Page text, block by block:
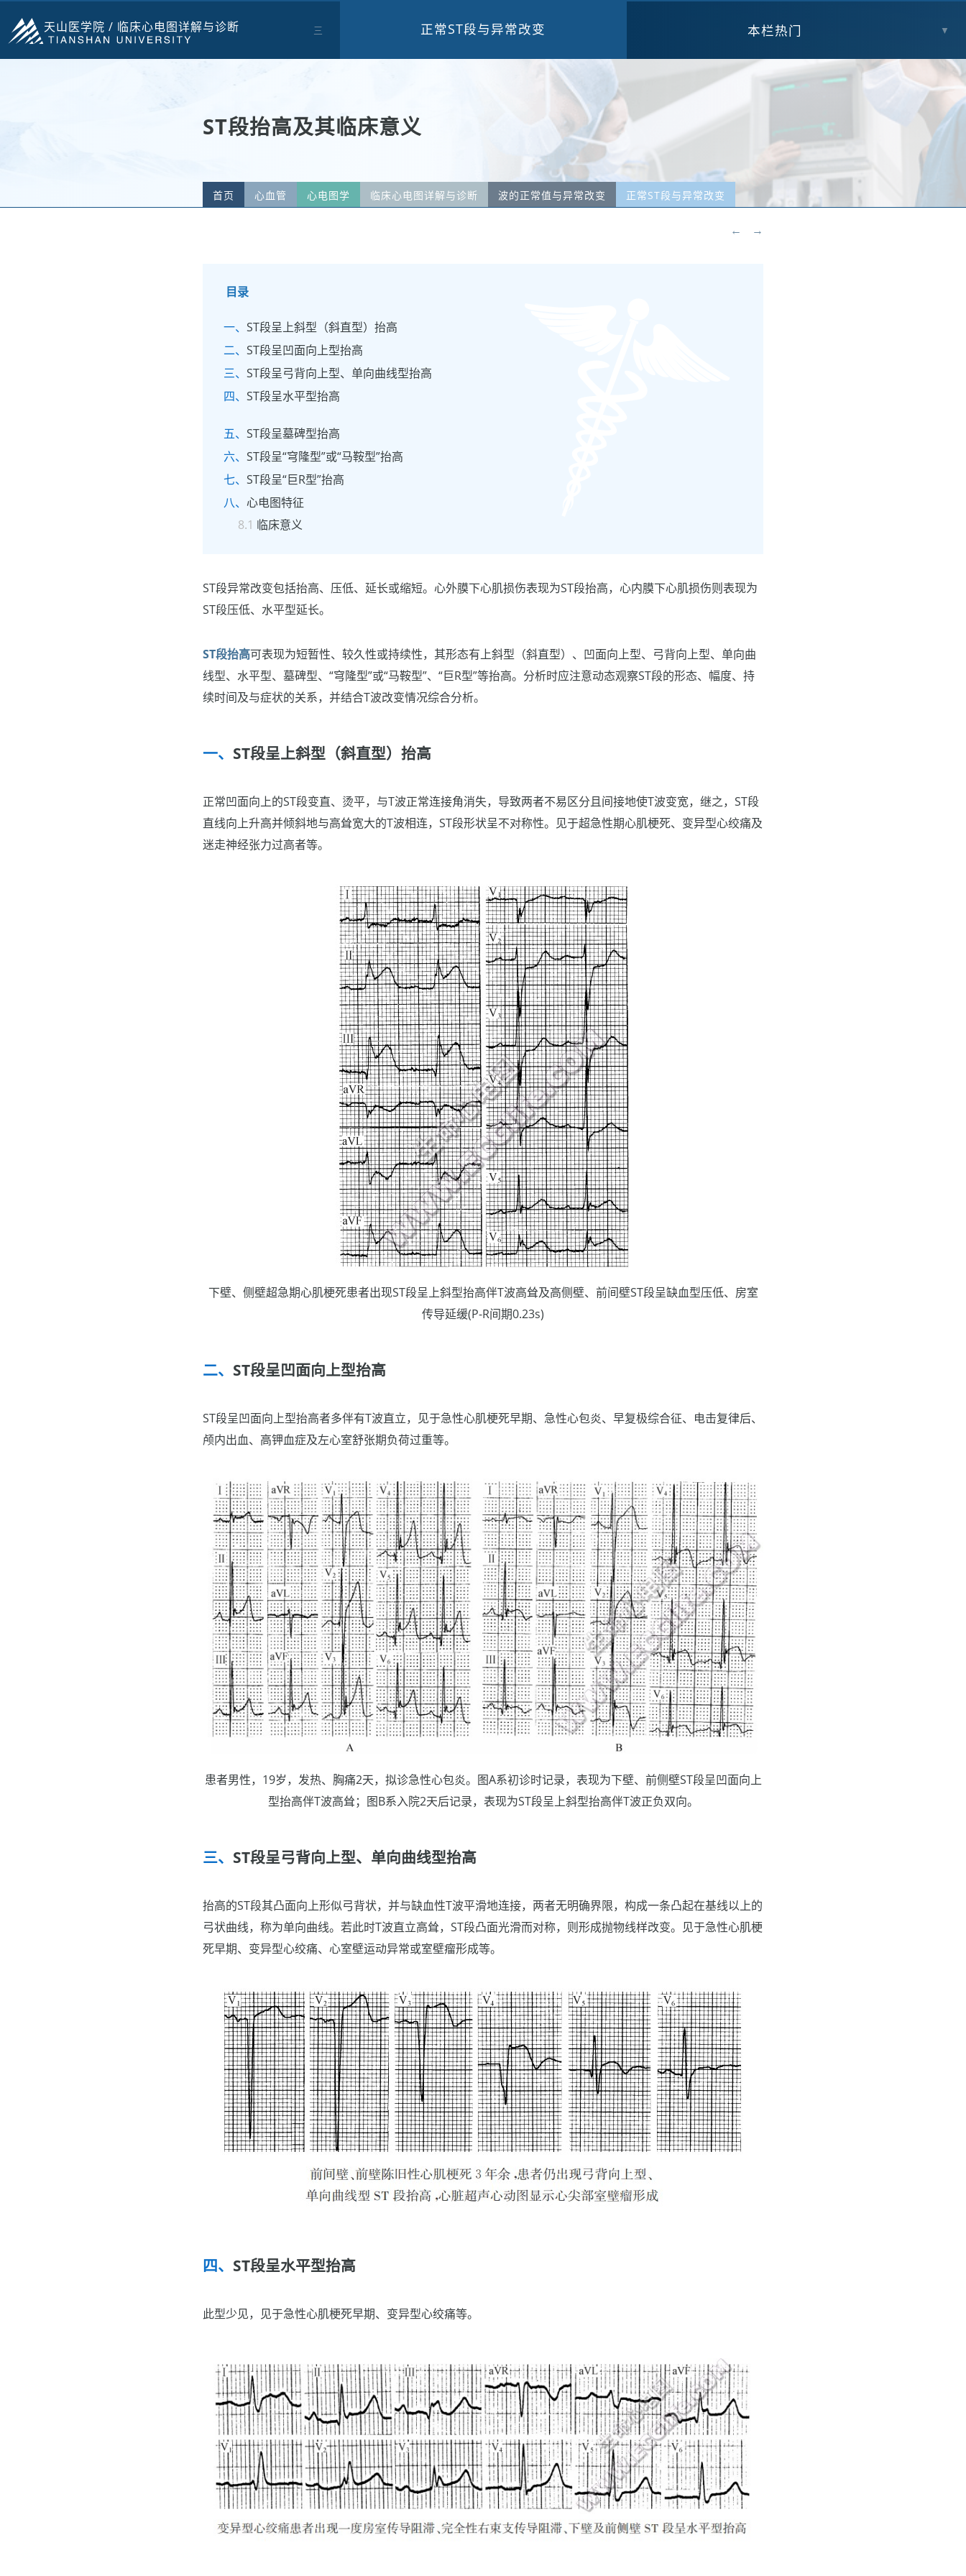
天山医学院 / 临床心电图详解与诊断 三 正常ST段与异常改变 本栏热门 ▼
ST段抬高及其临床意义
首页 心血管 心电图学 临床心电图详解与诊断 波的正常值与异常改变 正常ST段与异常改变
← →
目录
ST段呈上斜型（斜直型）抬高
ST段呈凹面向上型抬高
ST段呈弓背向上型、单向曲线型抬高
ST段呈水平型抬高
ST段呈墓碑型抬高
ST段呈“穹隆型”或“马鞍型”抬高
ST段呈“巨R型”抬高
心电图特征
临床意义
ST段异常改变包括抬高、压低、延长或缩短。心外膜下心肌损伤表现为ST段抬高，心内膜下心肌损伤则表现为
ST段压低、水平型延长。
ST段抬高可表现为短暂性、较久性或持续性，其形态有上斜型（斜直型）、凹面向上型、弓背向上型、单向曲
线型、水平型、墓碑型、“穹隆型”或“马鞍型”、“巨R型”等抬高。分析时应注意动态观察ST段的形态、幅度、持
续时间及与症状的关系，并结合T波改变情况综合分析。
ST段呈上斜型（斜直型）抬高
正常凹面向上的ST段变直、烫平，与T波正常连接角消失，导致两者不易区分且间接地使T波变宽，继之，ST段
直线向上升高并倾斜地与高耸宽大的T波相连，ST段形状呈不对称性。见于超急性期心肌梗死、变异型心绞痛及
迷走神经张力过高者等。
下壁、侧壁超急期心肌梗死患者出现ST段呈上斜型抬高伴T波高耸及高侧壁、前间壁ST段呈缺血型压低、房室
传导延缓(P-R间期0.23s)
ST段呈凹面向上型抬高
ST段呈凹面向上型抬高者多伴有T波直立，见于急性心肌梗死早期、急性心包炎、早复极综合征、电击复律后、
颅内出血、高钾血症及左心室舒张期负荷过重等。
患者男性，19岁，发热、胸痛2天，拟诊急性心包炎。图A系初诊时记录，表现为下壁、前侧壁ST段呈凹面向上
型抬高伴T波高耸；图B系入院2天后记录，表现为ST段呈上斜型抬高伴T波正负双向。
ST段呈弓背向上型、单向曲线型抬高
抬高的ST段其凸面向上形似弓背状，并与缺血性T波平滑地连接，两者无明确界限，构成一条凸起在基线以上的
弓状曲线，称为单向曲线。若此时T波直立高耸，ST段凸面光滑而对称，则形成抛物线样改变。见于急性心肌梗
死早期、变异型心绞痛、心室壁运动异常或室壁瘤形成等。
ST段呈水平型抬高
此型少见，见于急性心肌梗死早期、变异型心绞痛等。